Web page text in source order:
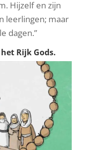
Hijzelf en zijn
leerlingen; maar
dagen.”
Rijk Gods.